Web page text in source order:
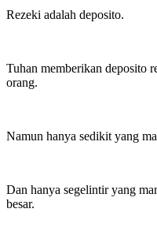
Rezeki adalah deposito.
Tuhan memberikan deposito
orang.
Namun hanya sedikit yang
Dan hanya segelintir yang
besar.